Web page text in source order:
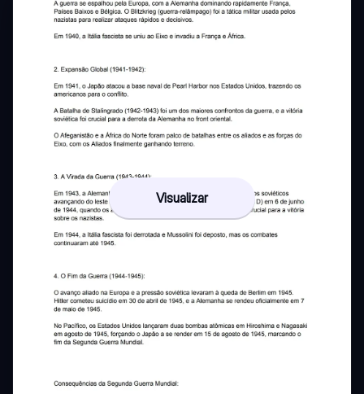
Visualizar